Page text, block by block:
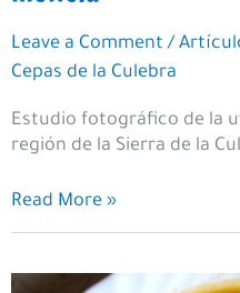
Leave a Comment /
Cepas de la Culebra
Estudio fotográfico de la
región de la Sierra de la
Estudio
(fotográfico)
la
Read More »